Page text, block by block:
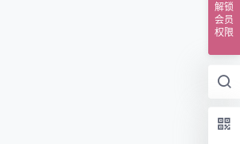
解锁
会员
权限